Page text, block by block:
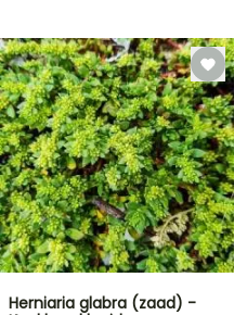
Herniaria glabra (zaad) -